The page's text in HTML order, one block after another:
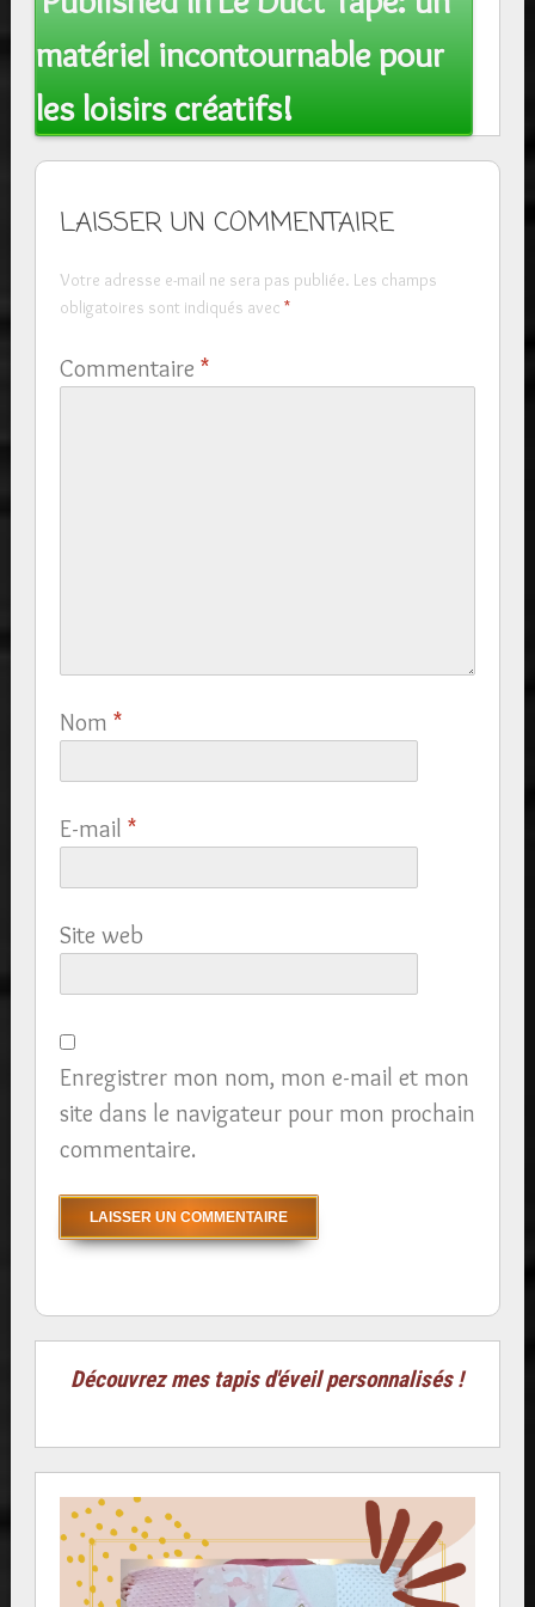
navigation
matériel incontournable pour
les loisirs créatifs!
LAISSER UN COMMENTAIRE
Votre adresse e-mail ne sera pas publiée. Les champs
obligatoires sont indiqués avec *
Commentaire *
Nom *
E-mail *
Site web
Enregistrer mon nom, mon e-mail et mon
site dans le navigateur pour mon prochain
commentaire.
Découvrez mes tapis d'éveil personnalisés !